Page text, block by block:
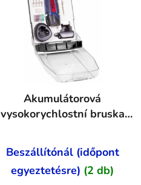
Akumulátorová
vysokorychlostní bruska
GU58610
Beszállítónál (időpont
egyeztetésre) (2 db)